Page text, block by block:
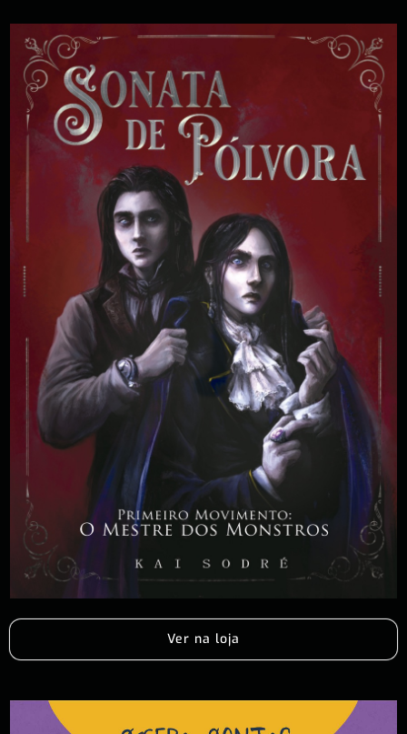
Ver na loja